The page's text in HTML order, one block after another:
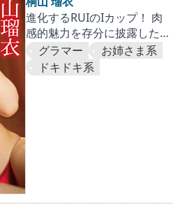
進化するRUIのIカップ！ 肉
感的魅力を存分に披露した第
二弾。『海外篇』
グラマー
お姉さま系
ドキドキ系